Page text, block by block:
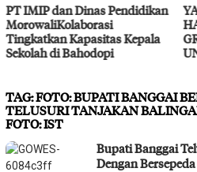
Pendidikan
Kepala
YAMAHA DAN
HADIRKAN
GRAND FILANO
UNTUK
TAG:FOTO: BUPATI BANGGAI
TELUSURI TANJAKAN
FOTO: IST
Bupati Banggai
Dengan Bersepeda